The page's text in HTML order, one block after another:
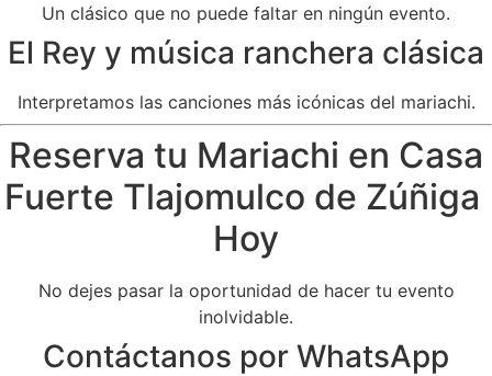
Un clásico que no puede faltar en ningún evento.
El Rey y música ranchera clásica
Interpretamos las canciones más icónicas del mariachi.
Reserva tu Mariachi en Casa
Fuerte Tlajomulco de Zúñiga
Hoy
No dejes pasar la oportunidad de hacer tu evento
inolvidable.
Contáctanos por WhatsApp